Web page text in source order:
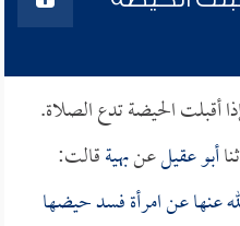
أقبلت الحيضة تدع الصلاة.
أبو عقيلعنبهيةقالت:
عنها عن امرأة فسد حيضها